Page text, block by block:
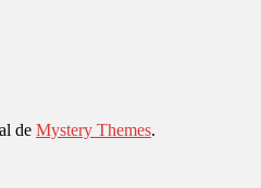
de Mystery Themes.